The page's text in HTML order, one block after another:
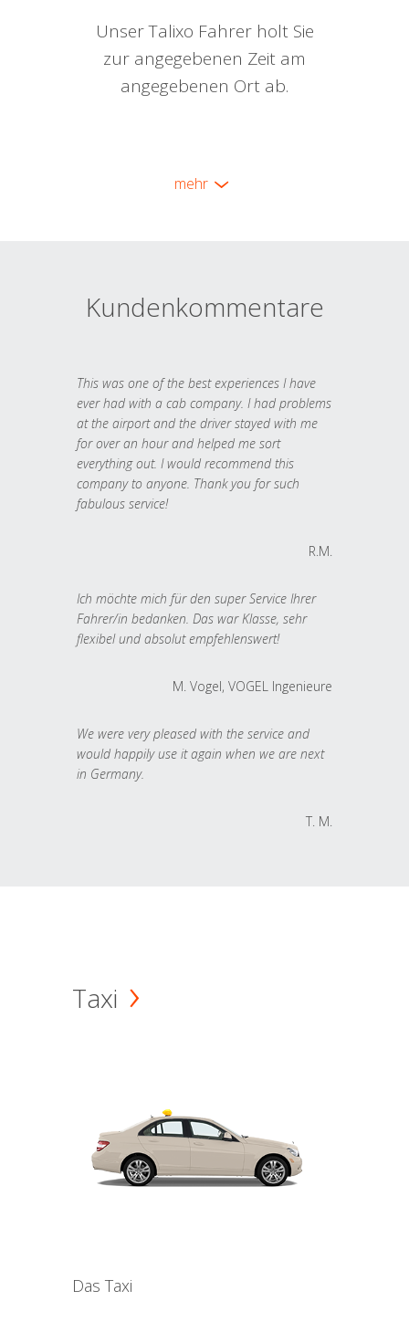
Unser Talixo Fahrer holt Sie
zur angegebenen Zeit am
angegebenen Ort ab.
mehr
Kundenkommentare
This was one of the best experiences I have
ever had with a cab company. I had problems
at the airport and the driver stayed with me
for over an hour and helped me sort
everything out. I would recommend this
company to anyone. Thank you for such
fabulous service!
R.M.
Ich möchte mich für den super Service Ihrer
Fahrer/in bedanken. Das war Klasse, sehr
flexibel und absolut empfehlenswert!
M. Vogel, VOGEL Ingenieure
We were very pleased with the service and
would happily use it again when we are next
in Germany.
T. M.
Taxi
Das Taxi